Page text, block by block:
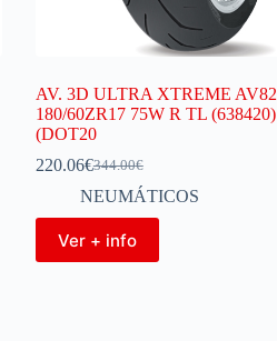
AV. 3D ULTRA XTREME AV82
180/60ZR17 75W R TL (638420)
(DOT20
344.00€
220.06€
NEUMÁTICOS
Ver + info